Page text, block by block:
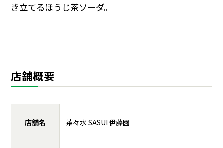
き立てるほうじ茶ソーダ。
店舗概要
店舗名 茶々水 SASUI 伊藤園